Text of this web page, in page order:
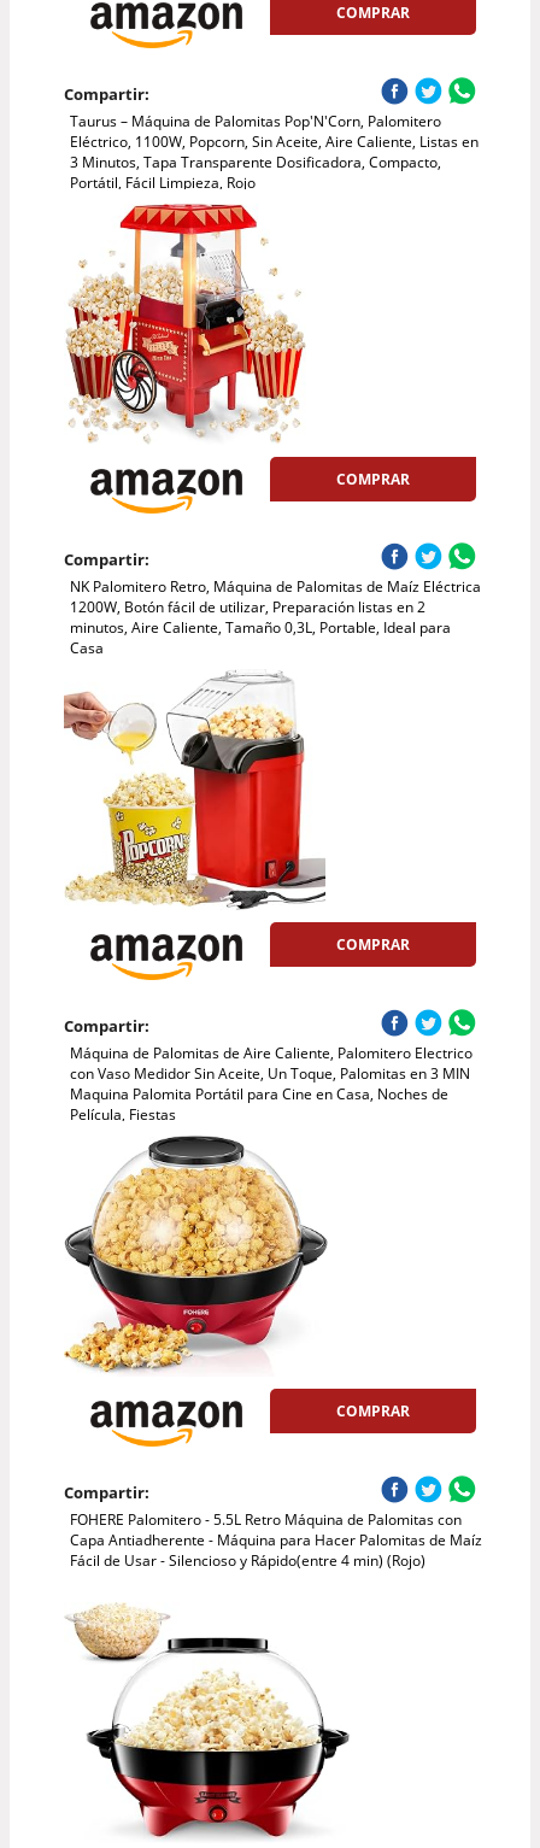
COMPRAR
Compartir:
Taurus – Máquina de Palomitas Pop'N'Corn, Palomitero
Eléctrico, 1100W, Popcorn, Sin Aceite, Aire Caliente, Listas en
3 Minutos, Tapa Transparente Dosificadora, Compacto,
Portátil, Fácil Limpieza, Rojo
COMPRAR
Compartir:
NK Palomitero Retro, Máquina de Palomitas de Maíz Eléctrica
1200W, Botón fácil de utilizar, Preparación listas en 2
minutos, Aire Caliente, Tamaño 0,3L, Portable, Ideal para
Casa
COMPRAR
Compartir:
Máquina de Palomitas de Aire Caliente, Palomitero Electrico
con Vaso Medidor Sin Aceite, Un Toque, Palomitas en 3 MIN
Maquina Palomita Portátil para Cine en Casa, Noches de
Película, Fiestas
COMPRAR
Compartir:
FOHERE Palomitero - 5.5L Retro Máquina de Palomitas con
Capa Antiadherente - Máquina para Hacer Palomitas de Maíz
Fácil de Usar - Silencioso y Rápido(entre 4 min) (Rojo)